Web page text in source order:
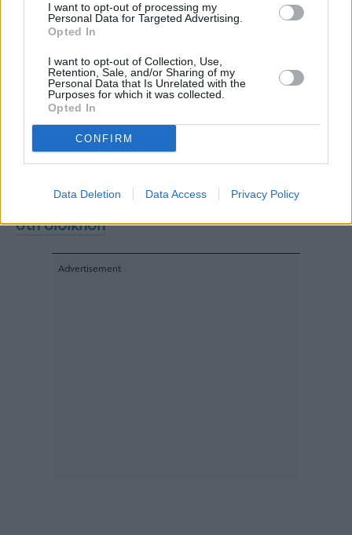
I want to opt-out of processing my
Personal Data for Targeted Advertising.
Opted In
I want to opt-out of Collection, Use,
Retention, Sale, and/or Sharing of my
Personal Data that Is Unrelated with the
Purposes for which it was collected.
Opted In
CONFIRM
Data Deletion Data Access Privacy Policy
Credia Bank: Οι διψασμένοι επενδυτές της
ΑΜΚ και η επόμενη μέρα για την τράπεζα
HIG Capital: Ζήτημα ασφαλείας εγείρει η
Περιφέρεια Αττικής στη λειτουργία του
ξενοδοχείου στην Αλθέα
Πέφτουν τα κέρδη αλλά ανεβαίνουν τα bonus
στη διοίκηση